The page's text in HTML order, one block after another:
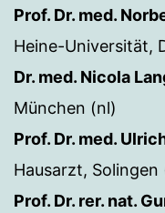
Prof. Dr. med.
Heine-Universität,
Dr. med. Nicola
München (nl)
Prof. Dr. med.
Hausarzt, Solingen
Prof. Dr. rer. nat.